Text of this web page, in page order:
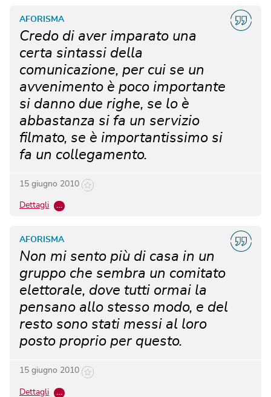
Credo di aver imparato una
certa sintassi della
comunicazione, per cui se un
avvenimento è poco importante
si danno due righe, se lo è
abbastanza si fa un servizio
filmato, se è importantissimo si
fa un collegamento.
AFORISMA
15 giugno 2010
Dettagli …
Non mi sento più di casa in un
gruppo che sembra un comitato
elettorale, dove tutti ormai la
pensano allo stesso modo, e del
resto sono stati messi al loro
posto proprio per questo.
AFORISMA
15 giugno 2010
Dettagli …